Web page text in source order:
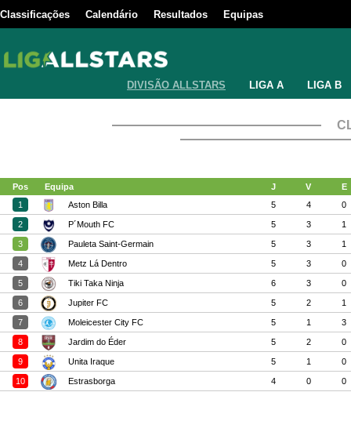
Classificações Calendário Resultados Equipas
DIVISÃO ALLSTARS LIGA A LIGA B
Pos Equipa J V
E
1
Aston Billa 5 4 0
2 P´Mouth FC 5 3 1
3 Pauleta Saint-Germain 5 3 1
4 Metz Lá Dentro 5 3 0
5 Tiki Taka Ninja 6 3 0
6 Jupiter FC 5 2 1
7 Moleicester City FC 5 1 3
8 Jardim do Éder 5 2 0
9 Unita Iraque 5 1 0
10 Estrasborga 4 0 0